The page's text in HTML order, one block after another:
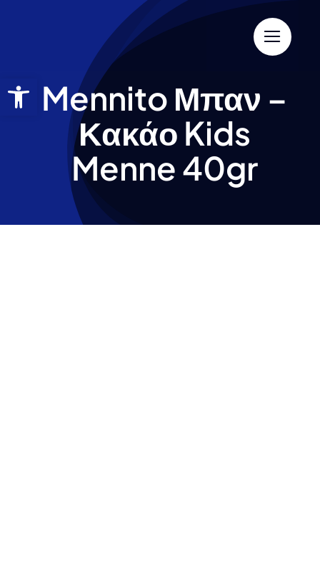
Mennito Μπαν –
Κακάο Kids
Menne 40gr